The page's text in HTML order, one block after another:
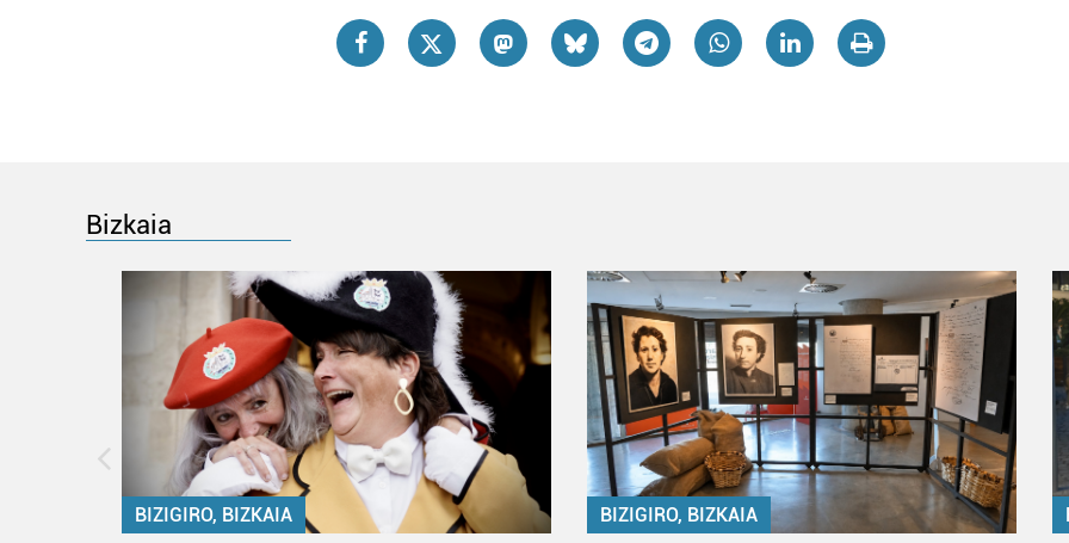
Bizkaia
BIZIGIRO, BIZKAIA BIZIGIRO, BIZKAIA